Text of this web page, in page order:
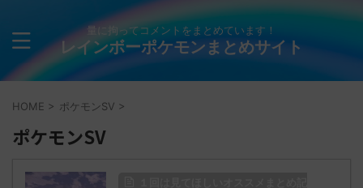
量に拘ってコメントをまとめています！
レインボーポケモンまとめサイト
HOME > ポケモンSV >
ポケモンSV